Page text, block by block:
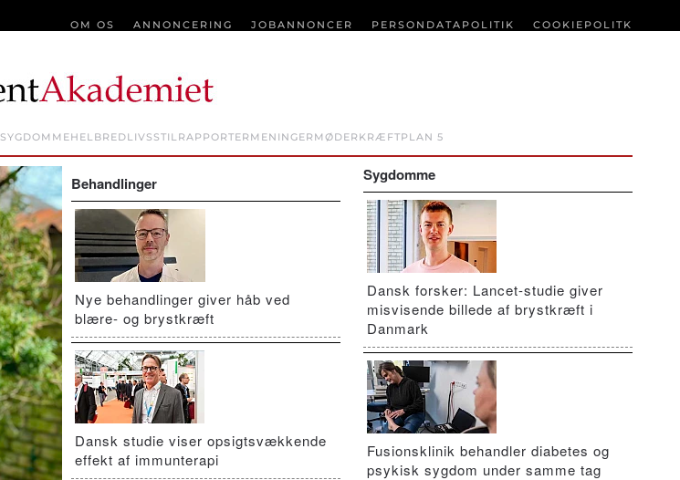
OM OS ANNONCERING JOBANNONCER PERSONDATAPOLITIK COOKIEPOLITK
SYGDOMMEHELBREDLIVSSTILRAPPORTER MENINGER MØDER KRÆFTPLAN 5
Behandlinger
Nye behandlinger giver håb ved
blære- og brystkræft
Dansk studie viser opsigtsvækkende
effekt af immunterapi
Sygdomme
Dansk forsker: Lancet-studie giver
misvisende billede af brystkræft i
Danmark
Fusionsklinik behandler diabetes og
psykisk sygdom under samme tag